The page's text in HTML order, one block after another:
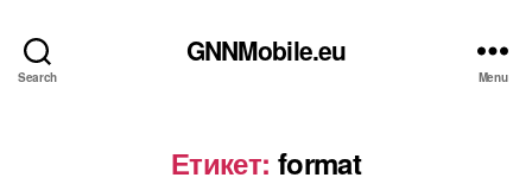
Search
GNNMobile.eu
Menu
Етикет: format